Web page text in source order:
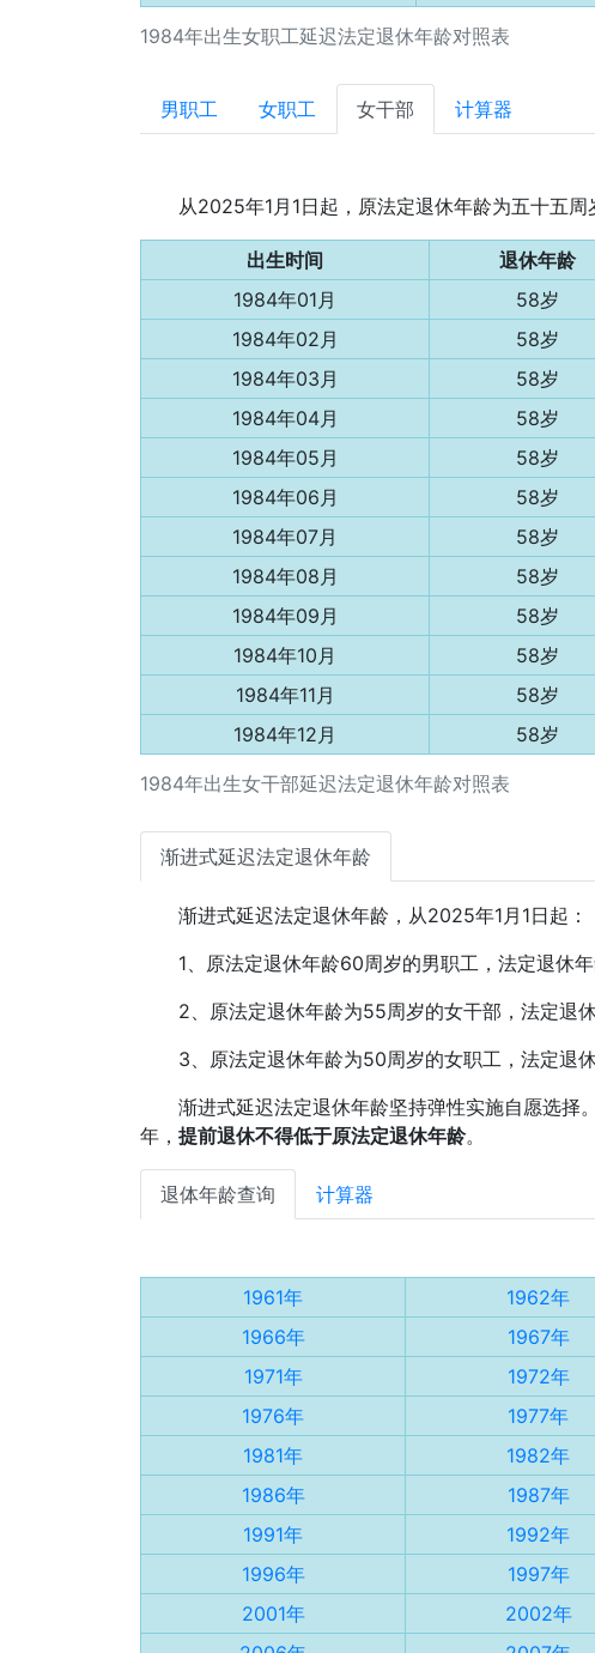
1984年出生女职工延迟法定退休年龄对照表
男职工 女职工 女干部 计算器
从2025年1月1日起，原法定退休年龄为五十五
1984年出生女干部延迟法定退休年龄对照表
出生时间 退休年龄
1984年01月
58岁
1984年02月
58岁
1984年03月
58岁
1984年04月
58岁
1984年05月
58岁
1984年06月
58岁
1984年07月
58岁
1984年08月
58岁
1984年09月
58岁
1984年10月
58岁
1984年11月
58岁
1984年12月
58岁
渐进式延迟法定退休年龄
渐进式延迟法定退休年龄，从2025年1月1日起：
1、原法定退休年龄60周岁的男职工，法定退休
2、原法定退休年龄为55周岁的女干部，法定退
3、原法定退休年龄为50周岁的女职工，法定退
渐进式延迟法定退休年龄坚持弹性实施自愿选择
年， 提前退休不得低于原法定退休年龄。
退体年龄查询 计算器
1961年 1962年
1966年
1967年
1971年
1972年
1976年
1977年
1981年
1982年
1986年
1987年
1991年
1992年
1996年
1997年
2001年
2002年